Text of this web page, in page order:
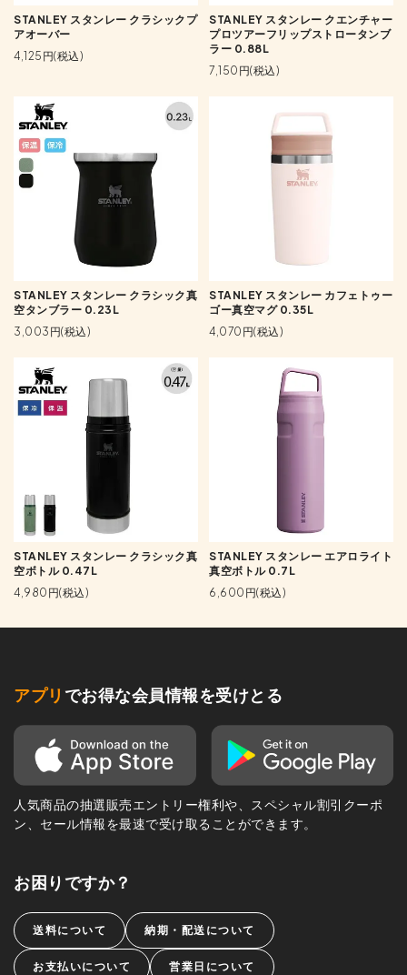
STANLEY スタンレー クラシックプ
アオーバー
4,125円(税込)
STANLEY スタンレー クエンチャー
プロツアーフリップストロータンブ
ラー 0.88L
7,150円(税込)
STANLEY スタンレー クラシック真
空タンブラー 0.23L
3,003円(税込)
STANLEY スタンレー カフェトゥー
ゴー真空マグ 0.35L
4,070円(税込)
STANLEY スタンレー クラシック真
空ボトル 0.47L
4,980円(税込)
STANLEY スタンレー エアロライト
真空ボトル 0.7L
6,600円(税込)
アプリ でお得な会員情報を受けとる
人気商品の抽選販売エントリー権利や、スペシャル割引クーポ
ン、セール情報を最速で受け取ることができます。
お困りですか？
送料について 納期・配送について
お支払いについて 営業日について